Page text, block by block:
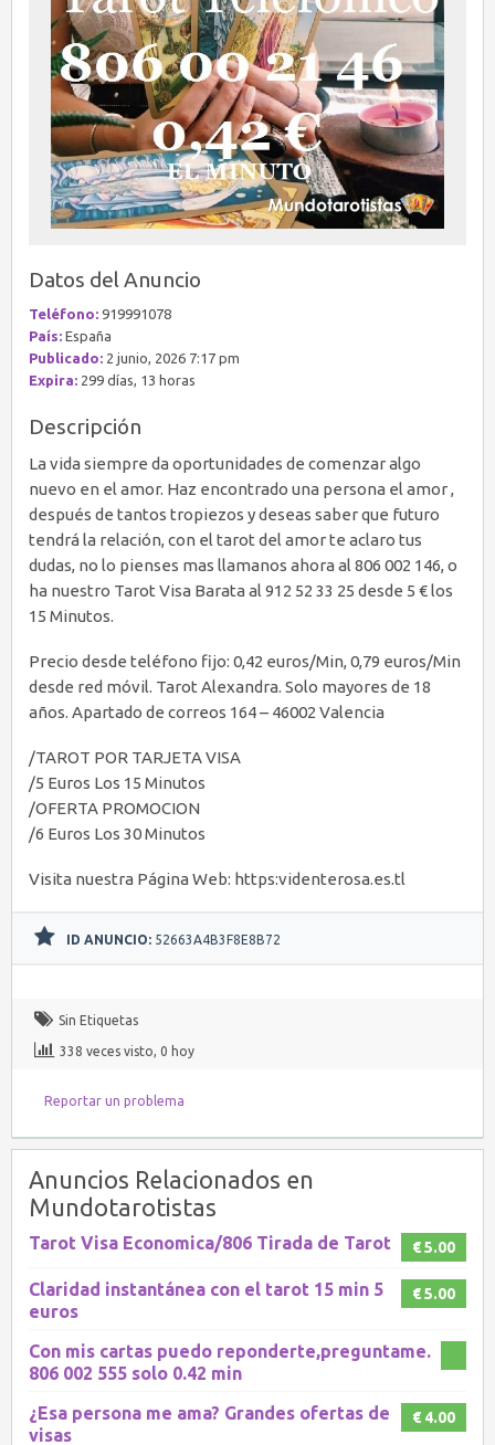
Datos del Anuncio
Teléfono: 919991078
País: España
Publicado: 2 junio, 2026 7:17 pm
Expira: 299 días, 13 horas
Descripción
La vida siempre da oportunidades de comenzar algo
nuevo en el amor. Haz encontrado una persona el amor ,
después de tantos tropiezos y deseas saber que futuro
tendrá la relación, con el tarot del amor te aclaro tus
dudas, no lo pienses mas llamanos ahora al 806 002 146, o
ha nuestro Tarot Visa Barata al 912 52 33 25 desde 5 € los
15 Minutos.
Precio desde teléfono fijo: 0,42 euros/Min, 0,79 euros/Min
desde red móvil. Tarot Alexandra. Solo mayores de 18
años. Apartado de correos 164 – 46002 Valencia
/TAROT POR TARJETA VISA
/5 Euros Los 15 Minutos
/OFERTA PROMOCION
/6 Euros Los 30 Minutos
Visita nuestra Página Web: https:videnterosa.es.tl
ID ANUNCIO: 52663A4B3F8E8B72
Sin Etiquetas
338 veces visto, 0 hoy
Reportar un problema
Anuncios Relacionados en
Mundotarotistas
€ 5.00
Tarot Visa Economica/806 Tirada de Tarot
€ 5.00
Claridad instantánea con el tarot 15 min 5
euros
Con mis cartas puedo reponderte,preguntame.
806 002 555 solo 0.42 min
€ 4.00
¿Esa persona me ama? Grandes ofertas de
visas